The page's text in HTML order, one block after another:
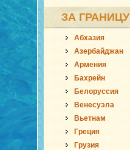
ЗА ГРАНИЦУ
Абхазия
Азербайджан
Армения
Бахрейн
Белоруссия
Венесуэла
Вьетнам
Греция
Грузия